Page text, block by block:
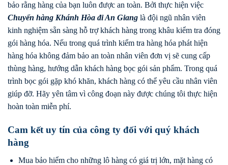
bảo rằng hàng của bạn luôn được an toàn. Bởi thực hiện việc
Chuyển hàng Khánh Hòa điAn Giang là đội ngũ nhân viên
kinh nghiệm sẵn sàng hỗ trợ khách hàng trong khâu kiểm tra đóng
gói hàng hóa. Nếu trong quá trình kiểm tra hàng hóa phát hiện
hàng hóa không đảm bảo an toàn nhân viên đơn vị sẽ cung cấp
thùng hàng, hướng dẫn khách hàng bọc gói sản phẩm. Trong quá
trình bọc gói gặp khó khăn, khách hàng có thể yêu cầu nhân viên
giúp đỡ. Hãy yên tâm vì công đoạn này được chúng tôi thực hiện
hoàn toàn miễn phí.
Cam kết uy tín của công ty đối với quý khách
hàng
Mua bảo hiểm cho những lô hàng có giá trị lớn, mặt hàng có